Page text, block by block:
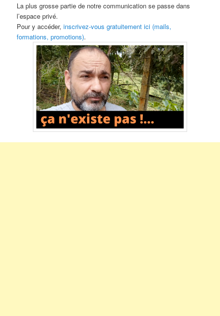
La plus grosse partie de notre communication se passe dans
l’espace privé.
Pour y accéder,inscrivez-vous gratuitement ici (mails,
formations, promotions).